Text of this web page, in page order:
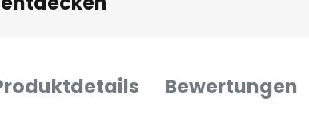
Bewertungen